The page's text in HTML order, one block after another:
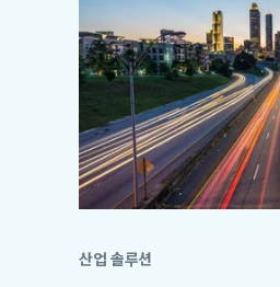
산업 솔루션